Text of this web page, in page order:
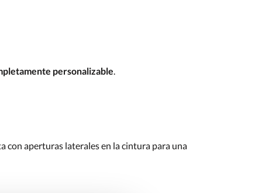
personalizable.
con aperturas laterales en la cintura para una